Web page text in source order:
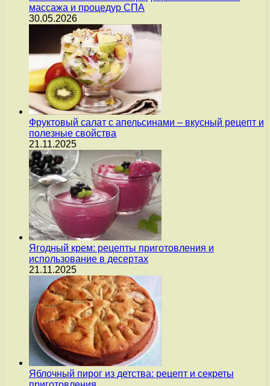
массажа и процедур СПА
30.05.2026
Фруктовый салат с апельсинами – вкусный рецепт и
полезные свойства
21.11.2025
Ягодный крем: рецепты приготовления и
использование в десертах
21.11.2025
Яблочный пирог из детства: рецепт и секреты